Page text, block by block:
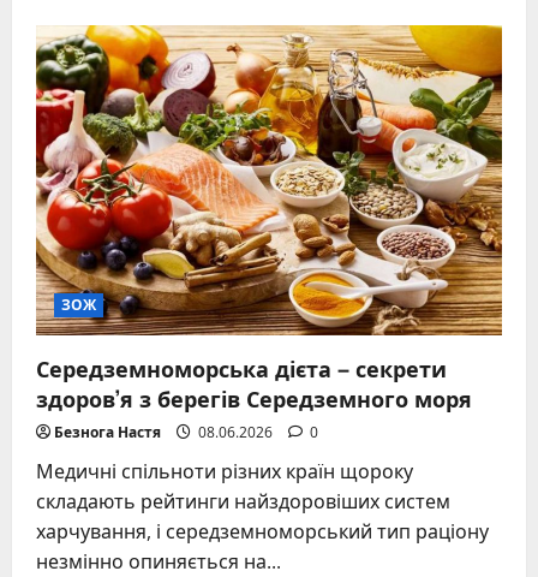
кілограмів
можна
скинути
за
тиждень
без
шкоди:
реальний
діапазон
та
безпечні
методи
ЗОЖ
Середземноморська дієта – секрети
здоров’я з берегів Середземного моря
Безнога Настя 08.06.2026 0
Медичні спільноти різних країн щороку
складають рейтинги найздоровіших систем
харчування, і середземноморський тип раціону
незмінно опиняється на...